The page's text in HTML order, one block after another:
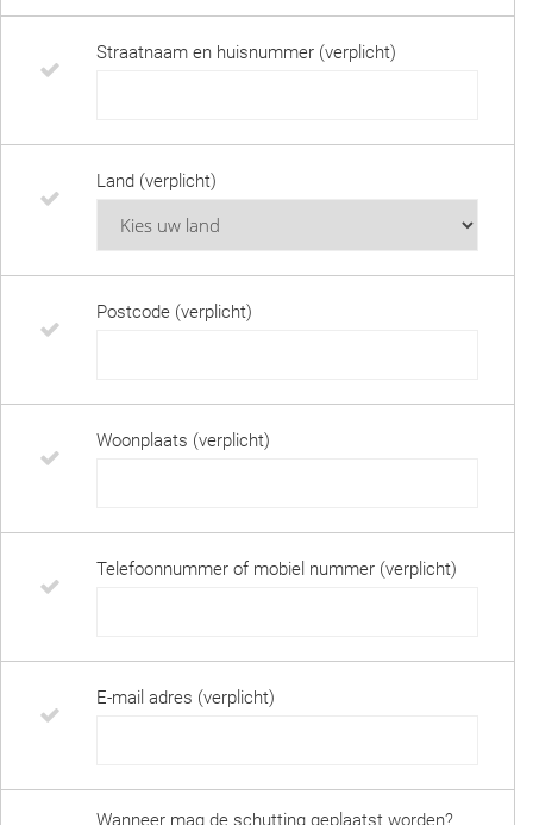
Straatnaam en huisnummer (verplicht)
Land (verplicht)
Postcode (verplicht)
Woonplaats (verplicht)
Telefoonnummer of mobiel nummer (verplicht)
E-mail adres (verplicht)
Wanneer mag de schutting geplaatst worden?